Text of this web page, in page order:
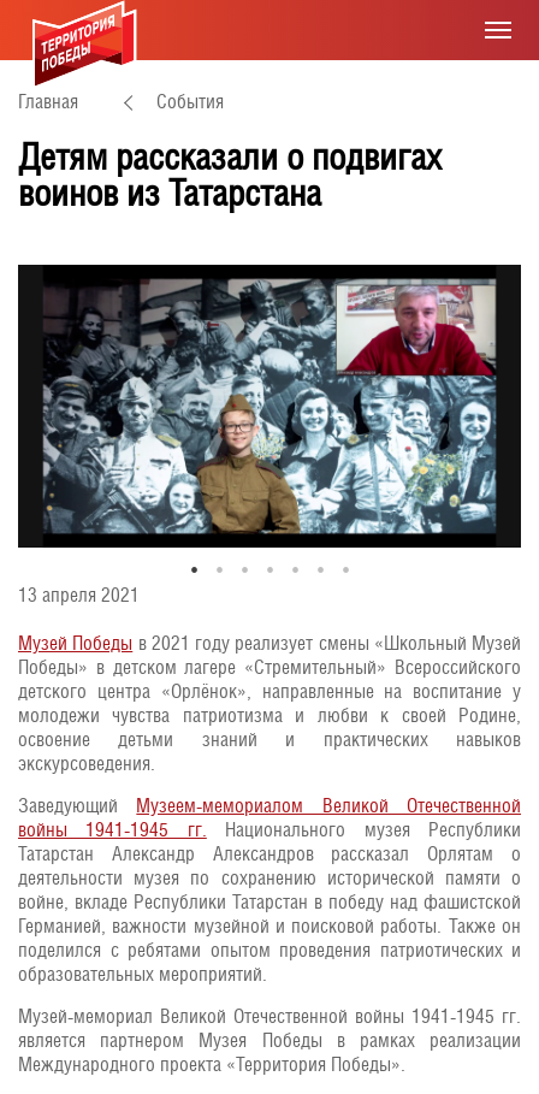
Главная События
Детям рассказали о подвигах
воинов из Татарстана
13 апреля 2021
Музей Победы в 2021 году реализует смены «Школьный Музей
Победы» в детском лагере «Стремительный» Всероссийского
детского центра «Орлёнок», направленные на воспитание у
молодежи чувства патриотизма и любви к своей Родине,
освоение детьми знаний и практических навыков
экскурсоведения.
Заведующий Музеем-мемориалом Великой Отечественной
войны 1941-1945 гг. Национального музея Республики
Татарстан Александр Александров рассказал Орлятам о
деятельности музея по сохранению исторической памяти о
войне, вкладе Республики Татарстан в победу над фашистской
Германией, важности музейной и поисковой работы. Также он
поделился с ребятами опытом проведения патриотических и
образовательных мероприятий.
Музей-мемориал Великой Отечественной войны 1941-1945 гг.
является партнером Музея Победы в рамках реализации
Международного проекта «Территория Победы».